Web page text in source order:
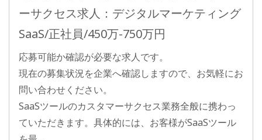
ーサクセス求人：デジタルマーケティング
SaaS/正社員/450万-750万円
応募可能か確認が必要な求人です。
現在の募集状況を企業へ確認しますので、お気軽にお
問い合わせください。
SaaSツールのカスタマーサクセス業務全般に携わっ
ていただきます。具体的には、お客様がSaaSツール